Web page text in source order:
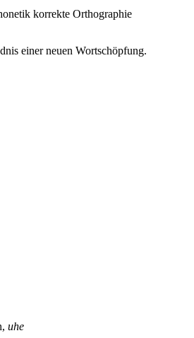
korrekte Orthographie
einer neuen Wortschöpfung.
uhe